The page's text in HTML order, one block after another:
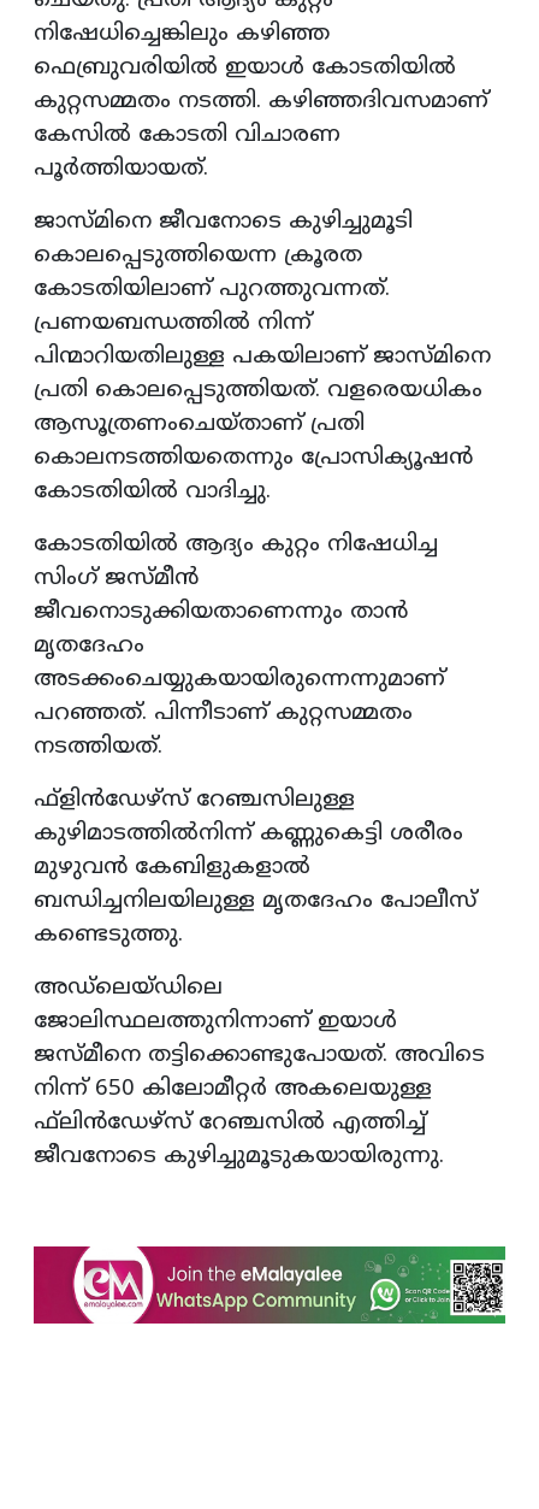
നിഷേധിച്ചെങ്കിലും കഴിഞ്ഞ
ഫെബ്രുവരിയില്‍ ഇയാള്‍ കോടതിയില്‍
കുറ്റസമ്മതം നടത്തി. കഴിഞ്ഞദിവസമാണ്
കേസില്‍ കോടതി വിചാരണ
പൂര്‍ത്തിയായത്.
ജാസ്മിനെ ജീവനോടെ കുഴിച്ചുമൂടി
കൊലപ്പെടുത്തിയെന്ന ക്രൂരത
കോടതിയിലാണ് പുറത്തുവന്നത്.
പ്രണയബന്ധത്തില്‍ നിന്ന്
പിന്മാറിയതിലുള്ള പകയിലാണ് ജാസ്മിനെ
പ്രതി കൊലപ്പെടുത്തിയത്. വളരെയധികം
ആസൂത്രണംചെയ്താണ് പ്രതി
കൊലനടത്തിയതെന്നും പ്രോസിക്യൂഷന്‍
കോടതിയില്‍ വാദിച്ചു.
കോടതിയില്‍ ആദ്യം കുറ്റം നിഷേധിച്ച
സിംഗ് ജസ്മീന്‍
ജീവനൊടുക്കിയതാണെന്നും താന്‍
മൃതദേഹം
അടക്കംചെയ്യുകയായിരുന്നെന്നുമാണ്
പറഞ്ഞത്. പിന്നീടാണ് കുറ്റസമ്മതം
നടത്തിയത്.
ഫ്‌ളിന്‍ഡേഴ്‌സ് റേഞ്ചസിലുള്ള
കുഴിമാടത്തില്‍നിന്ന് കണ്ണുകെട്ടി ശരീരം
മുഴുവന്‍ കേബിളുകളാല്‍
ബന്ധിച്ചനിലയിലുള്ള മൃതദേഹം പോലീസ്
കണ്ടെടുത്തു.
അഡ്ലെയ്ഡിലെ
ജോലിസ്ഥലത്തുനിന്നാണ് ഇയാള്‍
ജസ്മീനെ തട്ടിക്കൊണ്ടുപോയത്. അവിടെ
നിന്ന് 650 കിലോമീറ്റര്‍ അകലെയുള്ള
ഫ്‌ലിന്‍ഡേഴ്‌സ് റേഞ്ചസില്‍ എത്തിച്ച്
ജീവനോടെ കുഴിച്ചുമൂടുകയായിരുന്നു.